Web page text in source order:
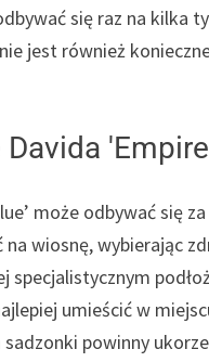
się raz na kilka
jest również
'Empire
może odbywać się
wiosnę, wybierając
specjalistycznym
umieścić w
powinny